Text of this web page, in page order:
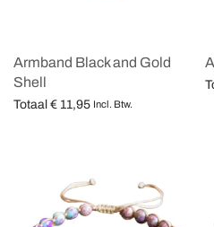
Armband Black and Gold
Shell
Totaal € 11,95 Incl. Btw.